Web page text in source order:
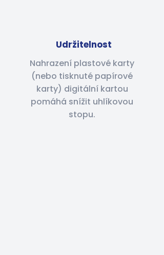
Udržitelnost
Nahrazení plastové karty
(nebo tisknuté papírové
karty) digitální kartou
pomáhá snížit uhlíkovou
stopu.